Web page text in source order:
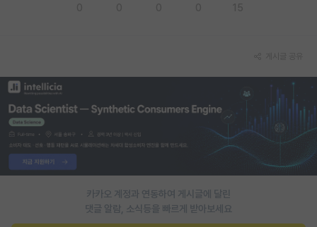
학술 정보 게시판
홍보 게시판
커리어
유학교육
카카오 계정과 연동하여 게시글에 달린
댓글 알람, 소식등을 빠르게 받아보세요